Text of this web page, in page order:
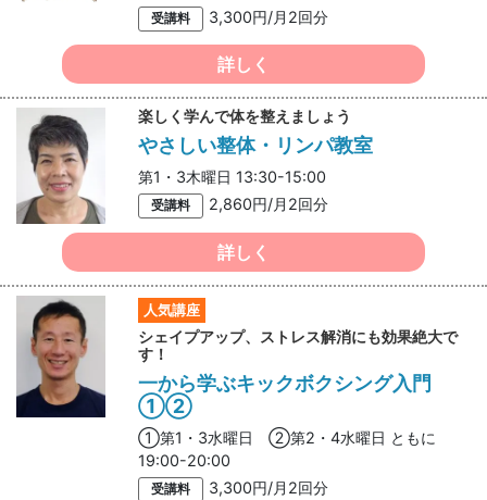
受講料 3,300円/月2回分
詳しく
楽しく学んで体を整えましょう
やさしい整体・リンパ教室
第1・3木曜日 13:30-15:00
受講料 2,860円/月2回分
詳しく
人気講座
シェイプアップ、ストレス解消にも効果絶大で
す！
一から学ぶキックボクシング入門
①②
①第1・3水曜日 ②第2・4水曜日 ともに
19:00-20:00
受講料 3,300円/月2回分